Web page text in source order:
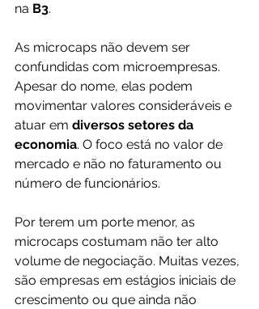
na B3.
As microcaps não devem ser
confundidas com microempresas.
Apesar do nome, elas podem
movimentar valores consideráveis e
atuar em diversos setores da
economia. O foco está no valor de
mercado e não no faturamento ou
número de funcionários.
Por terem um porte menor, as
microcaps costumam não ter alto
volume de negociação. Muitas vezes,
são empresas em estágios iniciais de
crescimento ou que ainda não